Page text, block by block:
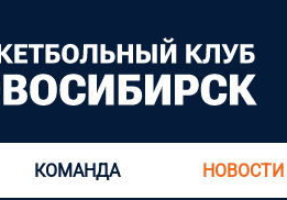
КОМАНДА НОВОСТИ